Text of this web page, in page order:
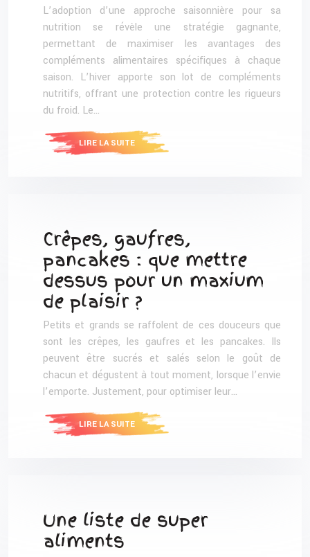
L’adoption d’une approche saisonnière pour sa
nutrition se révèle une stratégie gagnante,
permettant de maximiser les avantages des
compléments alimentaires spécifiques à chaque
saison. L’hiver apporte son lot de compléments
nutritifs, offrant une protection contre les rigueurs
du froid. Le…
LIRE LA SUITE
Crêpes, gaufres,
pancakes : que mettre
dessus pour un maxium
de plaisir ?
Petits et grands se raffolent de ces douceurs que
sont les crêpes, les gaufres et les pancakes. Ils
peuvent être sucrés et salés selon le goût de
chacun et dégustent à tout moment, lorsque l’envie
l’emporte. Justement, pour optimiser leur…
LIRE LA SUITE
Une liste de super
aliments